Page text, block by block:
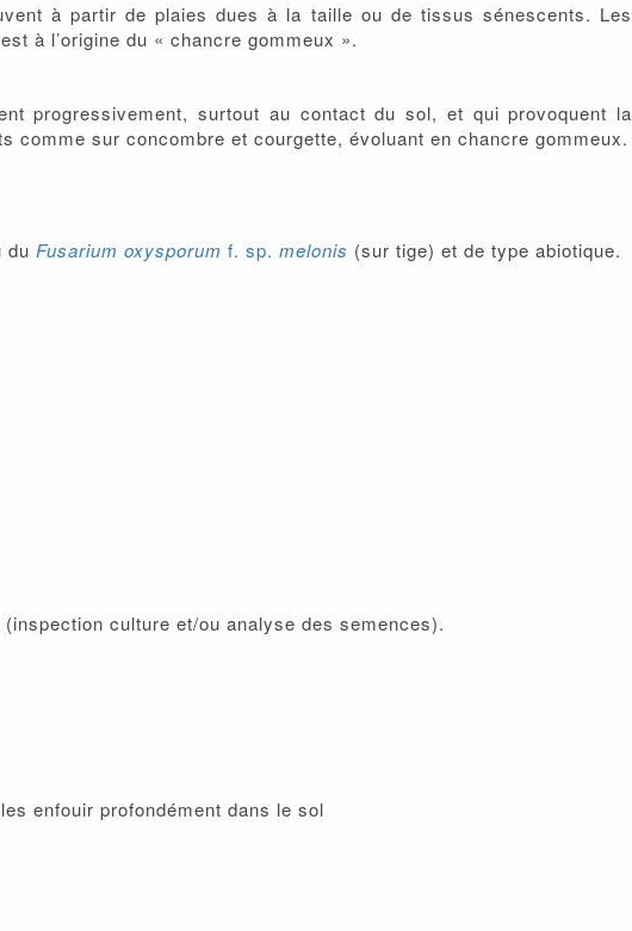
à partir de plaies dues à la taille ou de tissus sénescents. Les
à l’origine du « chancre gommeux ».
progressivement, surtout au contact du sol, et qui provoquent la
comme sur concombre et courgette, évoluant en chancre gommeux.
du Fusarium oxysporum f. sp. melonis (sur tige) et de type abiotique.
culture et/ou analyse des semences).
enfouir profondément dans le sol